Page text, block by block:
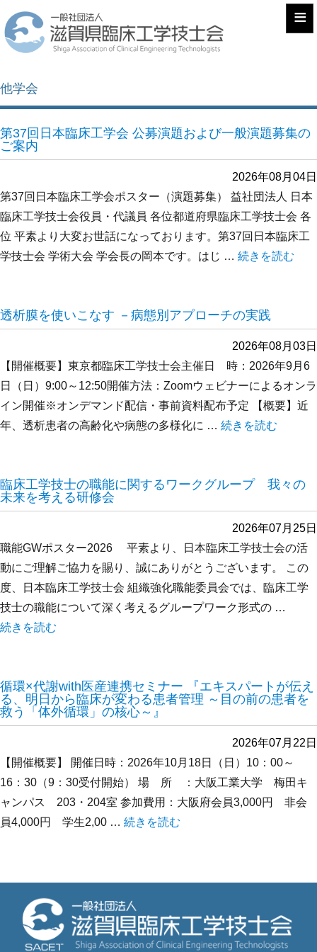
≡
他学会
第37回日本臨床工学会 公募演題および一般演題募集の
ご案内
2026年08月04日
第37回日本臨床工学会ポスター（演題募集） 益社団法人 日本
臨床工学技士会役員・代議員 各位都道府県臨床工学技士会 各
位 平素より大変お世話になっております。第37回日本臨床工
学技士会 学術大会 学会長の岡本です。はじ … “第37回日本臨
続きを読む
透析膜を使いこなす －病態別アプローチの実践
2026年08月03日
【開催概要】東京都臨床工学技士会主催日 時：2026年9月6
日（日）9:00～12:50開催方法：Zoomウェビナーによるオンラ
イン開催※オンデマンド配信・事前資料配布予定 【概要】近
年、透析患者の高齢化や病態の多様化に … “透析膜を使いこ
続きを読む
臨床工学技士の職能に関するワークグループ 我々の
未来を考える研修会
2026年07月25日
職能GWポスター2026 平素より、日本臨床工学技士会の活
動にご理解ご協力を賜り、誠にありがとうございます。 この
度、日本臨床工学技士会 組織強化職能委員会では、臨床工学
技士の職能について深く考えるグループワーク形式の …
“臨床工学技士の職能に関するワークグループ 我々の未来を
続きを読む
循環×代謝with医産連携セミナー 『エキスパートが伝え
る、明日から臨床が変わる患者管理 ～目の前の患者を
救う「体外循環」の核心～』
2026年07月22日
【開催概要】 開催日時：2026年10月18日（日）10：00～
16：30（9：30受付開始） 場 所 ：大阪工業大学 梅田キ
ャンパス 203・204室 参加費用：大阪府会員3,000円 非会
員4,000円 学生2,00 … “循環×代謝with医産連携セミナー 『
続きを読む